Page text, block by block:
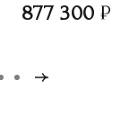
877 300